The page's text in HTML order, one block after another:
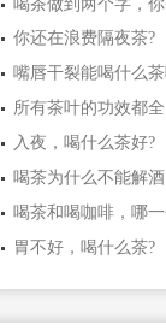
喝茶做到两个字，
你还在浪费隔夜茶?
嘴唇干裂能喝什么茶
所有茶叶的功效都
入夜，喝什么茶好?
喝茶为什么不能解酒
胃不好，喝什么茶?